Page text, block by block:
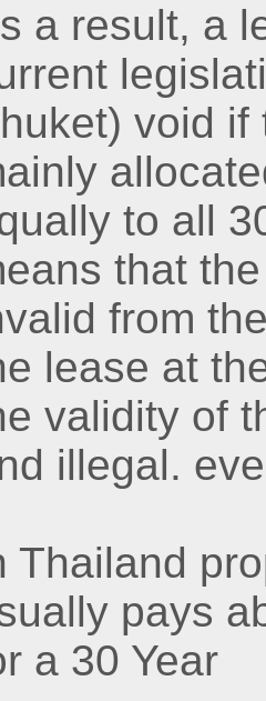
a result, a
void
to all
that
from
lease at
validity of
illegal.
Thailand
pays
a 30 Year